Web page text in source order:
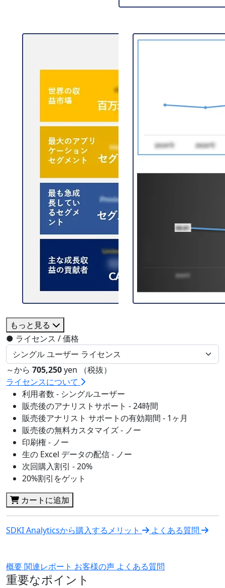
もっと見る
● ライセンス / 価格
～から 705,250yen （税抜）
ライセンスについて
利用者数 - シングルユーザー
販売後のアナリストサポート - 24時間
販売後アナリスト サポートの有効期間 - 1ヶ月
販売後の無料カスタマイズ - ノー
印刷権 - ノー
生の Excel データの配信 - ノー
次回購入割引 - 20%
20%割引をゲット
カートに追加
SDKI Analyticsから購入するメリット よくある質問
概要関連レポート お客様の声 よくある質問
重要なポイント